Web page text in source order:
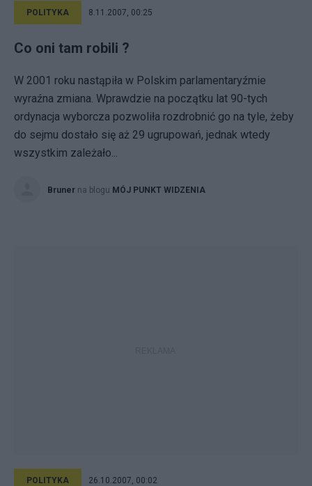
POLITYKA 8.11.2007, 00:25
Co oni tam robili ?
W 2001 roku nastąpiła w Polskim parlamentaryźmie
wyraźna zmiana. Wprawdzie na początku lat 90-tych
ordynacja wyborcza pozwoliła rozdrobnić go na tyle, żeby
do sejmu dostało się aż 29 ugrupowań, jednak wtedy
wszystkim zależało...
Bruner na blogu MÓJ PUNKT WIDZENIA
POLITYKA 26.10.2007, 00:02